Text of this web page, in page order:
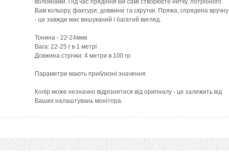
волокнами. Під час прядіння Ви самі створюєте нитку, потрібного
Вам кольору, фактури, довжини та скрутки. Пряжа, спрядена вручну
- це завжди має вишуканий і багатий вигляд.
Тонина - 22-24мкм.
Вага: 22-25 г в 1 метрі
Довжина стрічки: 4 метри в 100 гр
Параметри мають приблизні значення.
Колір може незначно відрізнятися від оригіналу - це залежить від
Ваших налаштувань монітора.